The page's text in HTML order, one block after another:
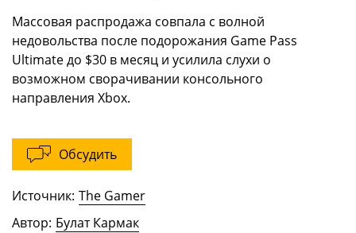
Массовая распродажа совпала с волной
недовольства после подорожания Game Pass
Ultimate до $30 в месяц и усилила слухи о
возможном сворачивании консольного
направления Xbox.
Обсудить
Источник: The Gamer
Автор: Булат Кармак